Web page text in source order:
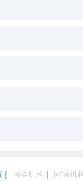
| 同类机构 | 同城机